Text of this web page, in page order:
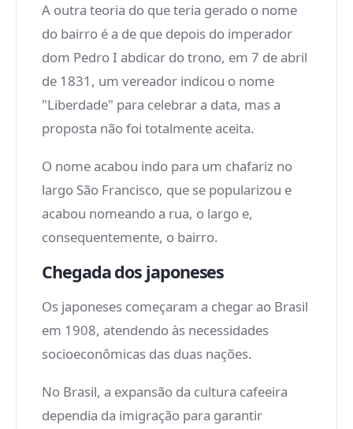
A outra teoria do que teria gerado o nome
do bairro é a de que depois do imperador
dom Pedro I abdicar do trono, em 7 de abril
de 1831, um vereador indicou o nome
"Liberdade" para celebrar a data, mas a
proposta não foi totalmente aceita.
O nome acabou indo para um chafariz no
largo São Francisco, que se popularizou e
acabou nomeando a rua, o largo e,
consequentemente, o bairro.
Chegada dos japoneses
Os japoneses começaram a chegar ao Brasil
em 1908, atendendo às necessidades
socioeconômicas das duas nações.
No Brasil, a expansão da cultura cafeeira
dependia da imigração para garantir